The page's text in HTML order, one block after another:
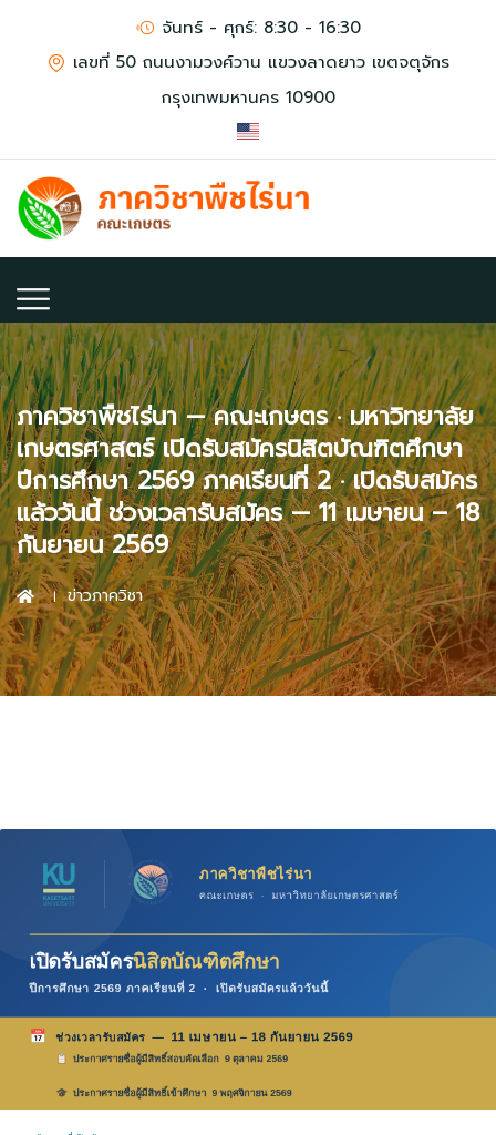
จันทร์ - ศุกร์: 8:30 - 16:30
เลขที่ 50 ถนนงามวงศ์วาน แขวงลาดยาว เขตจตุจักร
กรุงเทพมหานคร 10900
ภาควิชาพืชไร่นา — คณะเกษตร · มหาวิทยาลัย
เกษตรศาสตร์ เปิดรับสมัครนิสิตบัณฑิตศึกษา
ปีการศึกษา 2569 ภาคเรียนที่ 2 · เปิดรับสมัคร
แล้ววันนี้ ช่วงเวลารับสมัคร — 11 เมษายน – 18
กันยายน 2569
ข่าวภาควิชา